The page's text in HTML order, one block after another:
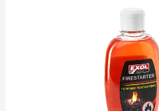
Професійна хімія для автомийок